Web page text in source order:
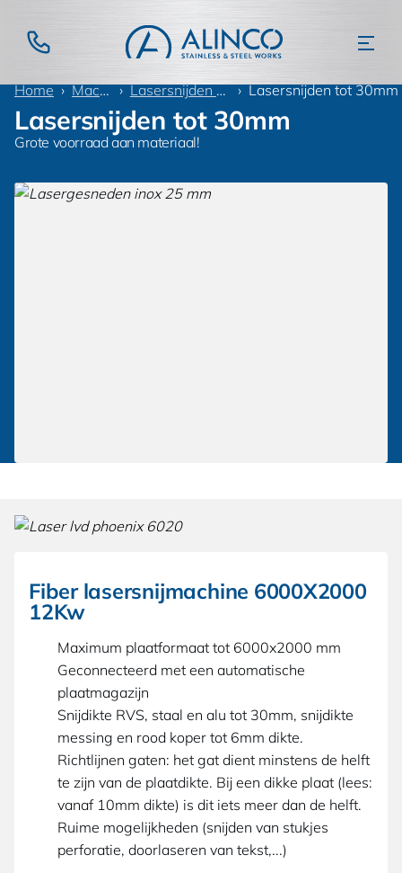
Home Machinepark Lasersnijden & Knippen Platen Lasersnijden tot 30mm
Lasersnijden tot 30mm
Grote voorraad aan materiaal!
Fiber lasersnijmachine 6000X2000
12Kw
Maximum plaatformaat tot 6000x2000 mm
Geconnecteerd met een automatische
plaatmagazijn
Snijdikte RVS, staal en alu tot 30mm, snijdikte
messing en rood koper tot 6mm dikte.
Richtlijnen gaten: het gat dient minstens de helft
te zijn van de plaatdikte. Bij een dikke plaat (lees:
vanaf 10mm dikte) is dit iets meer dan de helft.
Ruime mogelijkheden (snijden van stukjes
perforatie, doorlaseren van tekst,...)